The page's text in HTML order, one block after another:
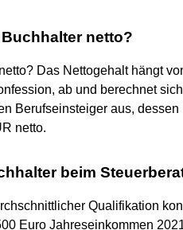
netto?
Das Nettogehalt hängt
ab und berechnet
Berufseinsteiger aus,
netto.
beim
Qualifikation
Euro Jahreseinkommen